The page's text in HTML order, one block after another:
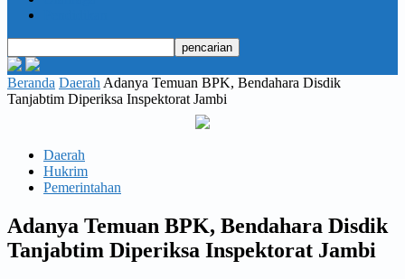
Beranda Daerah Adanya Temuan BPK, Bendahara Disdik
Tanjabtim Diperiksa Inspektorat Jambi
Daerah
Hukrim
Pemerintahan
Adanya Temuan BPK, Bendahara Disdik
Tanjabtim Diperiksa Inspektorat Jambi